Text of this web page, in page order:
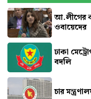
আ.লীগের
ওবায়েদের
ঢাকা
বদলি
চার